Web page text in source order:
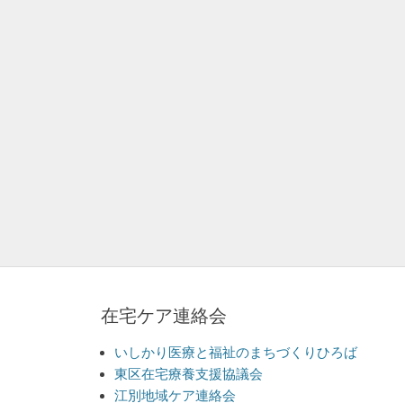
在宅ケア連絡会
いしかり医療と福祉のまちづくりひろば
東区在宅療養支援協議会
江別地域ケア連絡会